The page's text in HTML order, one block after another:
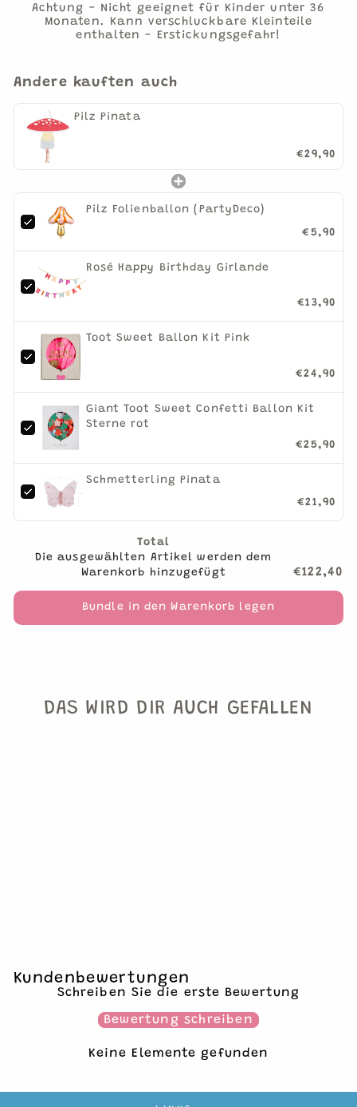
Achtung - Nicht geeignet für Kinder unter 36
Monaten. Kann verschluckbare Kleinteile
enthalten - Erstickungsgefahr!
Andere kauften auch
Pilz Pinata
€29,90
Pilz Folienballon (PartyDeco)
€5,90
Rosé Happy Birthday Girlande
€13,90
Toot Sweet Ballon Kit Pink
€24,90
Giant Toot Sweet Confetti Ballon Kit
Sterne rot
€25,90
Schmetterling Pinata
€21,90
Total
Die ausgewählten Artikel werden dem
Warenkorb hinzugefügt
€122,40
Bundle in den Warenkorb legen
DAS WIRD DIR AUCH GEFALLEN
Kundenbewertungen
Schreiben Sie die erste Bewertung
Bewertung schreiben
Keine Elemente gefunden